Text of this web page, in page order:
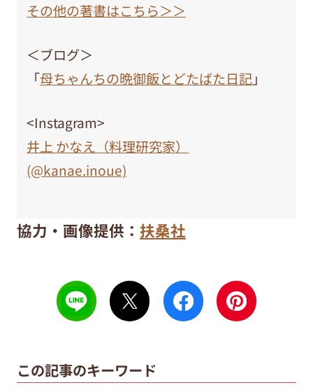
その他の著書はこちら＞＞
＜ブログ＞
「母ちゃんちの晩御飯とどたばた日記」
<Instagram>
井上 かなえ（料理研究家）
(@kanae.inoue)
協力・画像提供： 扶桑社
この記事のキーワード